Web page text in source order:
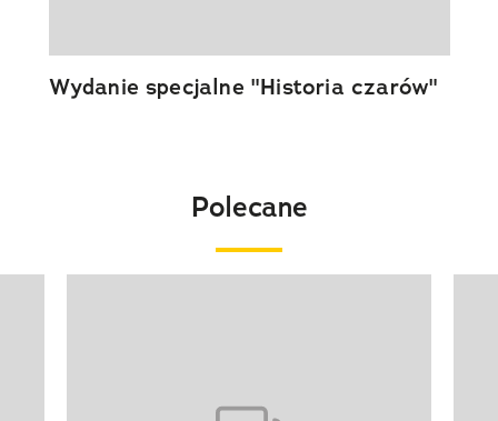
Wydanie specjalne "Historia czarów"
Polecane